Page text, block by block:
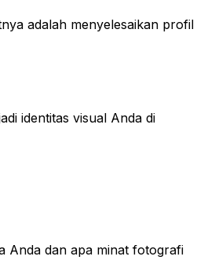
adalah menyelesaikan profil
identitas visual Anda di
Anda dan apa minat fotografi